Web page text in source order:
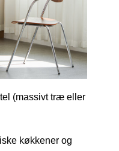
(massivt træ eller
køkkener og
Polish
Finnish